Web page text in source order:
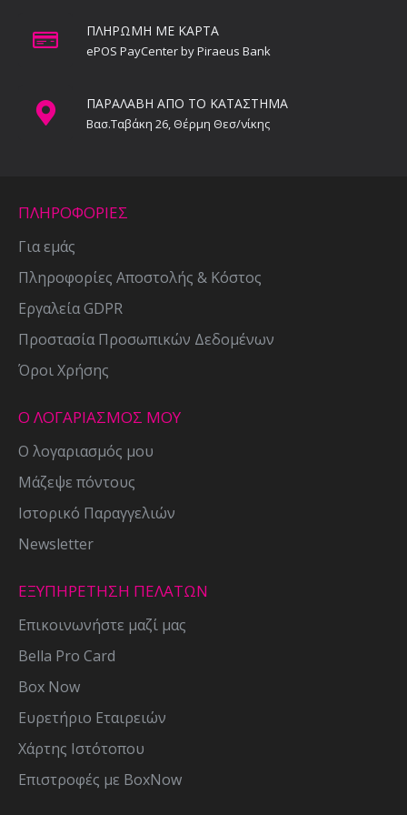
ΠΛΗΡΩΜΗ ΜΕ ΚΑΡΤΑ
ePOS PayCenter by Piraeus Bank
ΠΑΡΑΛΑΒΗ ΑΠΟ ΤΟ ΚΑΤΑΣΤΗΜΑ
Βασ.Ταβάκη 26, Θέρμη Θεσ/νίκης
ΠΛΗΡΟΦΟΡΙΕΣ
Για εμάς
Πληροφορίες Αποστολής & Κόστος
Εργαλεία GDPR
Προστασία Προσωπικών Δεδομένων
Όροι Χρήσης
Ο ΛΟΓΑΡΙΑΣΜΟΣ ΜΟΥ
Ο λογαριασμός μου
Μάζεψε πόντους
Ιστορικό Παραγγελιών
Newsletter
ΕΞΥΠΗΡΕΤΗΣΗ ΠΕΛΑΤΩΝ
Επικοινωνήστε μαζί μας
Bella Pro Card
Box Now
Ευρετήριο Εταιρειών
Χάρτης Ιστότοπου
Επιστροφές με BoxNow